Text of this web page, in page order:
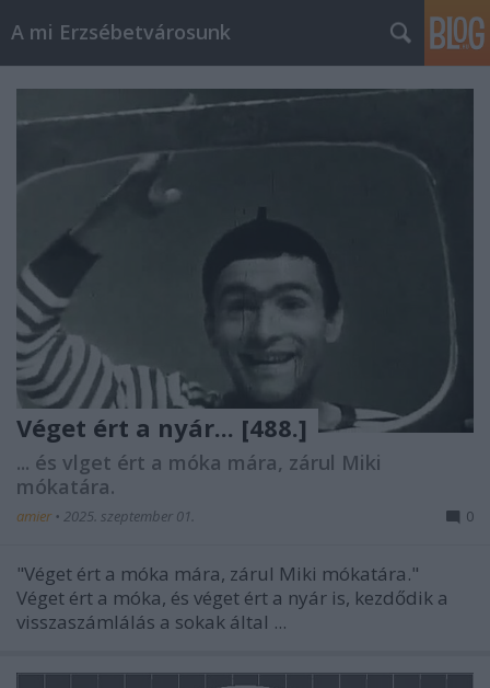
A mi Erzsébetvárosunk
Véget ért a nyár... [488.]
... és vlget ért a móka mára, zárul Miki
mókatára.
amier • 2025. szeptember 01. 0
"Véget ért a móka mára, zárul Miki mókatára."
Véget ért a móka, és véget ért a nyár is, kezdődik a
visszaszámlálás a sokak által ...